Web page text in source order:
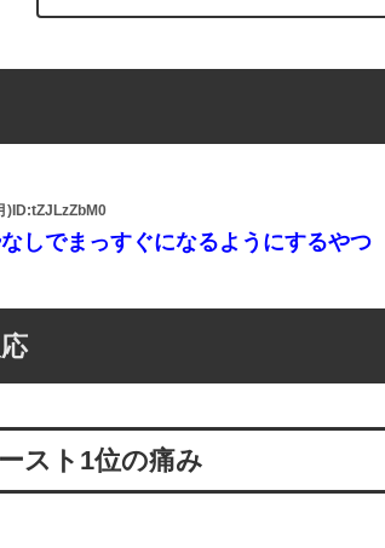
) ID:tZJLzZbM0
しでまっすぐになるようにするやつ
スト1位の痛み